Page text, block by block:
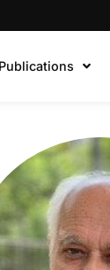
Publications